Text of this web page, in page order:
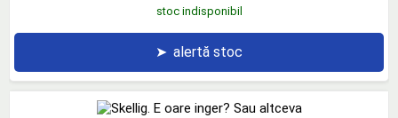
stoc indisponibil
➤ alertă stoc